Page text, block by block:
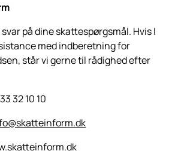
på dine skattespørgsmål. Hvis I
med indberetning for
står vi gerne til rådighed efter
32 10 10